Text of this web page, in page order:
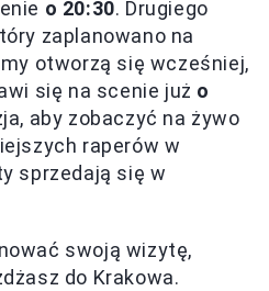
o 20:30. Drugiego
zaplanowano na
otworzą się wcześniej,
się na scenie już o
aby zobaczyć na żywo
raperów w
sprzedają się w
swoją wizytę,
do Krakowa.